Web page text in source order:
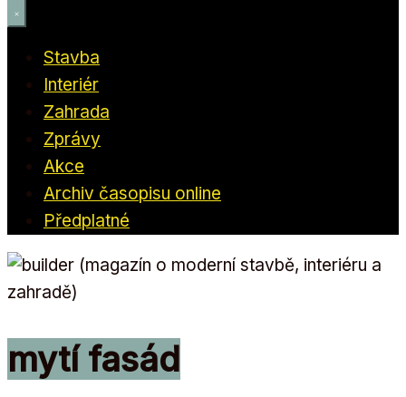
Stavba
Interiér
Zahrada
Zprávy
Akce
Archiv časopisu online
Předplatné
mytí fasád